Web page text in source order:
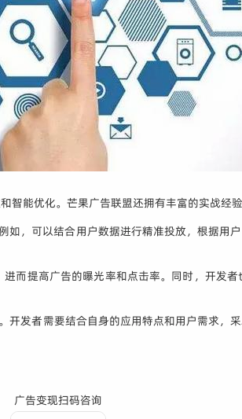
能优化。芒果广告联盟还拥有丰富的实战经
，可以结合用户数据进行精准投放，根据
而提高广告的曝光率和点击率。同时，开发
开发者需要结合自身的应用特点和用户需求，
广告变现扫码咨询